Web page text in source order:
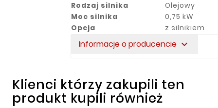
Rodzaj silnika
Olejowy
Moc silnika
0,75 kW
Opcja
z silnikiem
Informacje o producencie expand_more
Klienci którzy zakupili ten
produkt kupili również